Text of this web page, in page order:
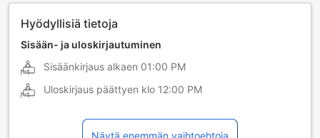
Hyödyllisiä tietoja
Sisään- ja uloskirjautuminen
Sisäänkirjaus alkaen 01:00 PM
Uloskirjaus päättyen klo 12:00 PM